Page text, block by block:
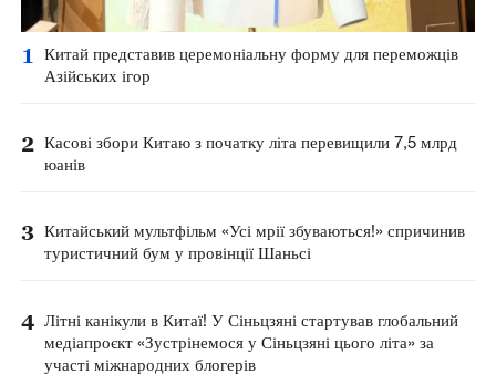
1
Китай представив церемоніальну форму для переможців
Азійських ігор
2 Касові збори Китаю з початку літа перевищили 7,5 млрд
юанів
3 Китайський мультфільм «Усі мрії збуваються!» спричинив
туристичний бум у провінції Шаньсі
4 Літні канікули в Китаї! У Сіньцзяні стартував глобальний
медіапроєкт «Зустрінемося у Сіньцзяні цього літа» за
участі міжнародних блогерів